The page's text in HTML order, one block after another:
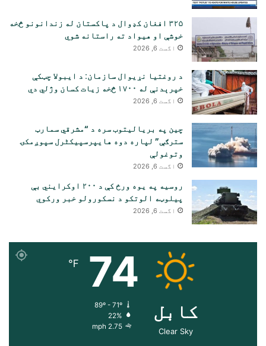
۳۲۵ افغان کډوال د پاکستان له زندانونو څخه
خوشې او هیواد ته راستانه شوي
اگست 6, 2026
د روغتیا نړیوال سازمان: د ایبولا چټکې
خپرېدنې له ۱۷۰۰ څخه زیات کسان وژلي دي
اگست 6, 2026
چین په بریالیتوب سره د “مشرقي سمارټ
سترګې” لپاره دوه هایپرسپیکٹرل سپوږمکۍ
وتوغولې
اگست 6, 2026
روسیه په یوه ورځ کې د ۲۰۰ اوکرایني بې
پیلوټه الوتکو د نسکورولو خبر ورکوي
اگست 6, 2026
کابل
Clear Sky
74
℉
89º - 71º
22%
2.75 mph